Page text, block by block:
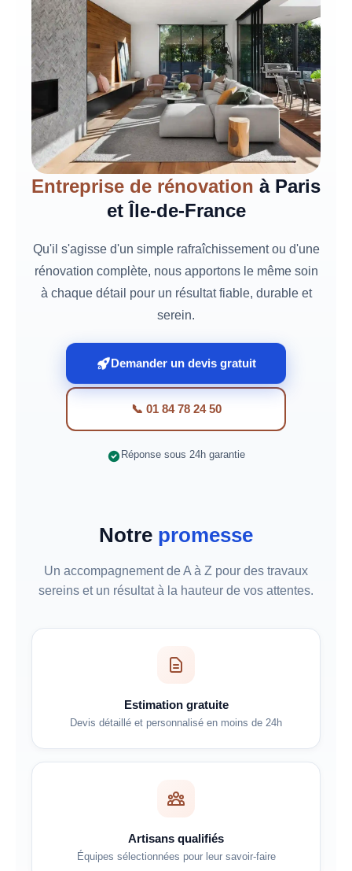
Entreprise de rénovation à Paris
et Île-de-France
Qu'il s'agisse d'un simple rafraîchissement ou d'une
rénovation complète, nous apportons le même soin
à chaque détail pour un résultat fiable, durable et
serein.
Demander un devis gratuit
📞 01 84 78 24 50
Réponse sous 24h garantie
Notre promesse
Un accompagnement de A à Z pour des travaux
sereins et un résultat à la hauteur de vos attentes.
Estimation gratuite
Devis détaillé et personnalisé en moins de 24h
Artisans qualifiés
Équipes sélectionnées pour leur savoir-faire